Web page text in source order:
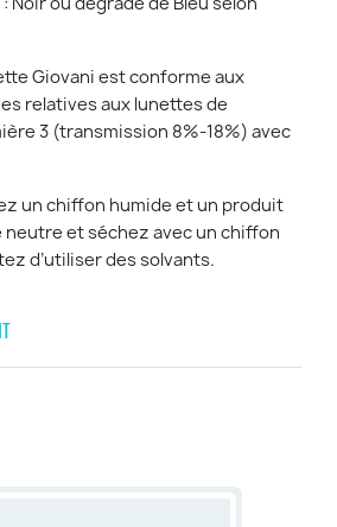
Giovani est conforme aux
relatives aux lunettes de
3 (transmission 8%-18%) avec
un chiffon humide et un produit
et séchez avec un chiffon
d’utiliser des solvants.